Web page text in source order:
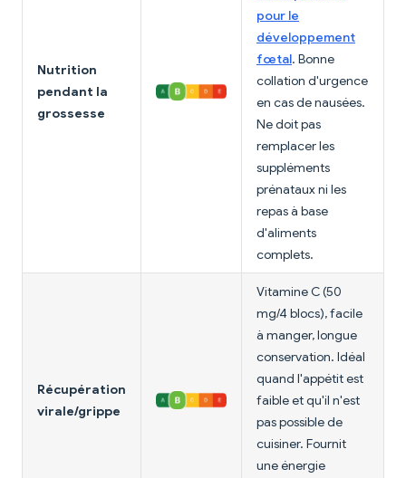
Nutrition
pendant la
grossesse
pour le
développement
fœtal. Bonne
collation d'urgence
en cas de nausées.
Ne doit pas
remplacer les
suppléments
prénataux ni les
repas à base
d'aliments
complets.
Récupération
virale/grippe
Vitamine C (50
mg/4 blocs), facile
à manger, longue
conservation. Idéal
quand l'appétit est
faible et qu'il n'est
pas possible de
cuisiner. Fournit
une énergie